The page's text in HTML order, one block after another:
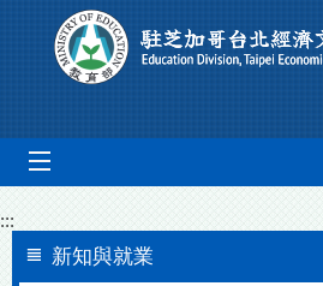
Go To Content
:::
新知與就業